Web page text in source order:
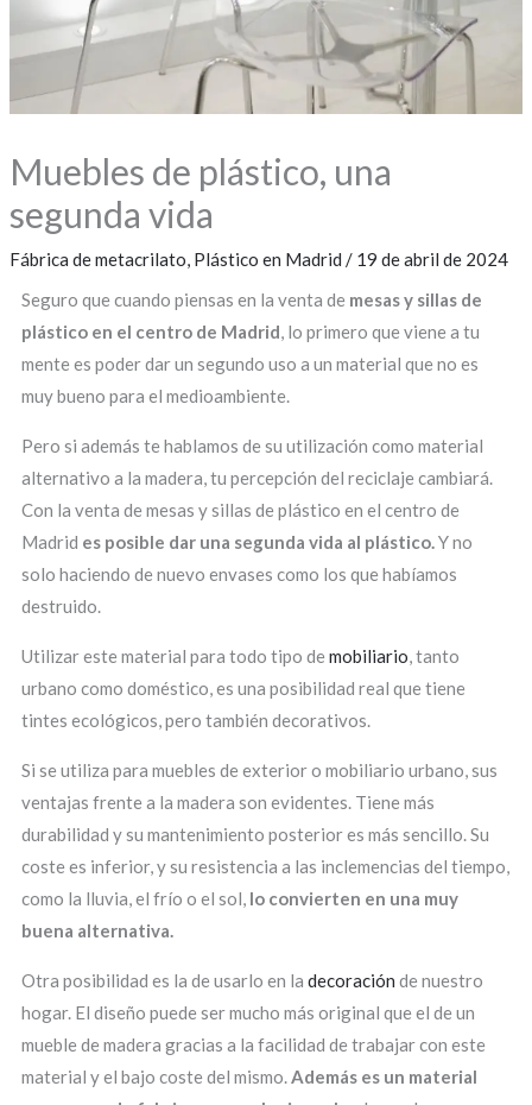
Muebles de plástico, una
segunda vida
Fábrica de metacrilato, Plástico en Madrid / 19 de abril de 2024
Seguro que cuando piensas en la venta de mesas y sillas de
plástico en el centro de Madrid, lo primero que viene a tu
mente es poder dar un segundo uso a un material que no es
muy bueno para el medioambiente.
Pero si además te hablamos de su utilización como material
alternativo a la madera, tu percepción del reciclaje cambiará.
Con la venta de mesas y sillas de plástico en el centro de
Madrid es posible dar una segunda vida al plástico.Y no
solo haciendo de nuevo envases como los que habíamos
destruido.
Utilizar este material para todo tipo demobiliario, tanto
urbano como doméstico, es una posibilidad real que tiene
tintes ecológicos, pero también decorativos.
Si se utiliza para muebles de exterior o mobiliario urbano, sus
ventajas frente a la madera son evidentes. Tiene más
durabilidad y su mantenimiento posterior es más sencillo. Su
coste es inferior, y su resistencia a las inclemencias del tiempo,
como la lluvia, el frío o el sol, lo convierten en una muy
buena alternativa.
Otra posibilidad es la de usarlo en ladecoración de nuestro
hogar. El diseño puede ser mucho más original que el de un
mueble de madera gracias a la facilidad de trabajar con este
material y el bajo coste del mismo.Además es un material